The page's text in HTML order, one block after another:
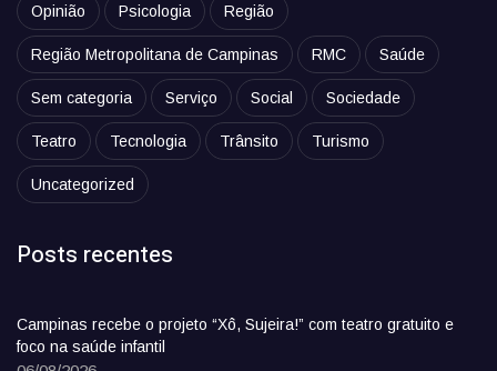
Opinião Psicologia Região
Região Metropolitana de Campinas RMC Saúde
Sem categoria Serviço Social Sociedade
Teatro Tecnologia Trânsito Turismo
Uncategorized
Posts recentes
Campinas recebe o projeto “Xô, Sujeira!” com teatro gratuito e
foco na saúde infantil